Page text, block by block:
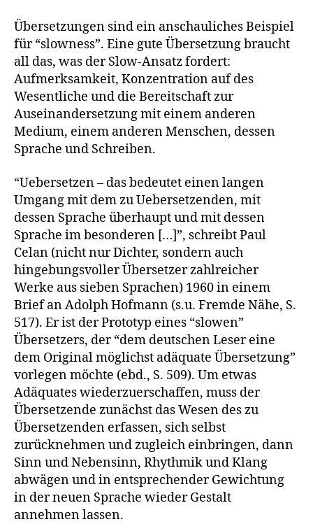
für
die
Disziplin
des
Übersetzens
Übersetzungen sind ein anschauliches Beispiel
für “slowness”. Eine gute Übersetzung braucht
all das, was der Slow-Ansatz fordert:
Aufmerksamkeit, Konzentration auf des
Wesentliche und die Bereitschaft zur
Auseinandersetzung mit einem anderen
Medium, einem anderen Menschen, dessen
Sprache und Schreiben.
“Uebersetzen – das bedeutet einen langen
Umgang mit dem zu Uebersetzenden, mit
dessen Sprache überhaupt und mit dessen
Sprache im besonderen […]”, schreibt Paul
Celan (nicht nur Dichter, sondern auch
hingebungsvoller Übersetzer zahlreicher
Werke aus sieben Sprachen) 1960 in einem
Brief an Adolph Hofmann (s.u. Fremde Nähe, S.
517). Er ist der Prototyp eines “slowen”
Übersetzers, der “dem deutschen Leser eine
dem Original möglichst adäquate Übersetzung”
vorlegen möchte (ebd., S. 509). Um etwas
Adäquates wiederzuerschaffen, muss der
Übersetzende zunächst das Wesen des zu
Übersetzenden erfassen, sich selbst
zurücknehmen und zugleich einbringen, dann
Sinn und Nebensinn, Rhythmik und Klang
abwägen und in entsprechender Gewichtung
in der neuen Sprache wieder Gestalt
annehmen lassen.